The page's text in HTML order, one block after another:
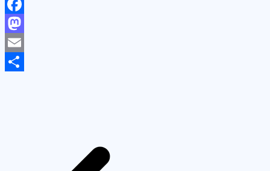
Facebook
Mastodon
Email